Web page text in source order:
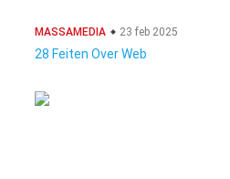
MASSAMEDIA 23 feb 2025
28 Feiten Over Web